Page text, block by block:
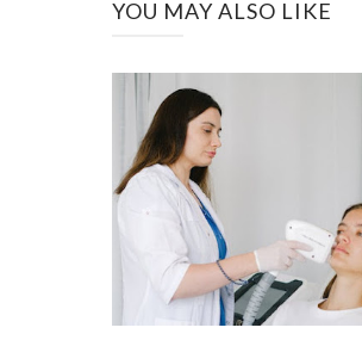
YOU MAY ALSO LIKE